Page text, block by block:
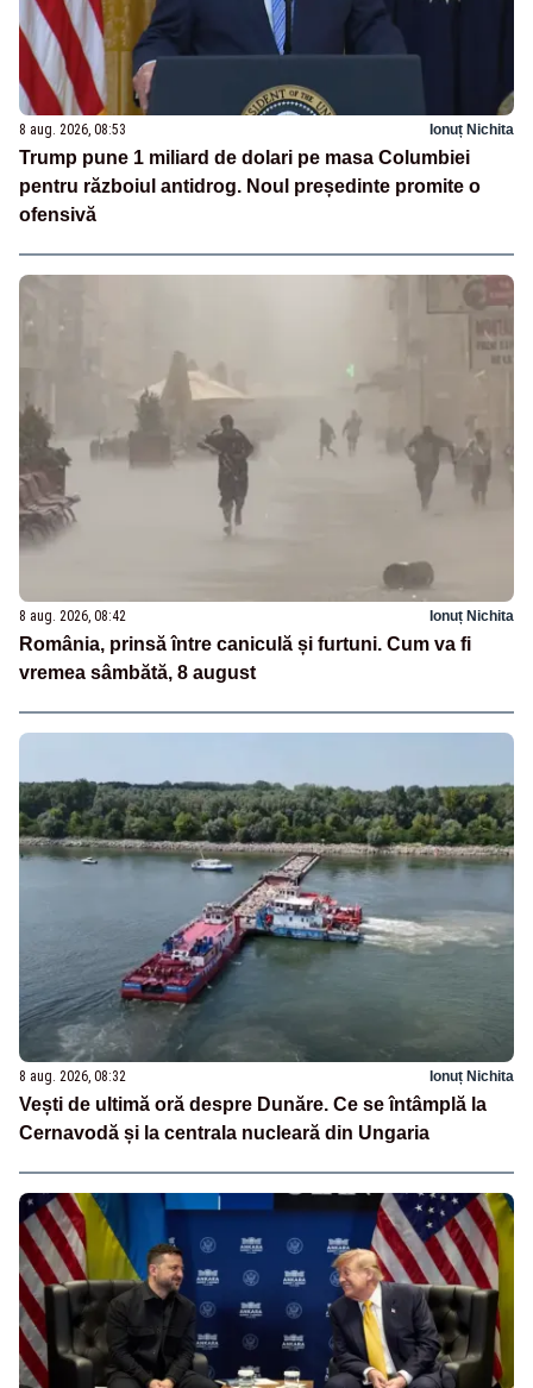
8 aug. 2026, 08:53 Ionuț Nichita
Trump pune 1 miliard de dolari pe masa Columbiei
pentru războiul antidrog. Noul președinte promite o
ofensivă
8 aug. 2026, 08:42 Ionuț Nichita
România, prinsă între caniculă și furtuni. Cum va fi
vremea sâmbătă, 8 august
8 aug. 2026, 08:32 Ionuț Nichita
Vești de ultimă oră despre Dunăre. Ce se întâmplă la
Cernavodă și la centrala nucleară din Ungaria